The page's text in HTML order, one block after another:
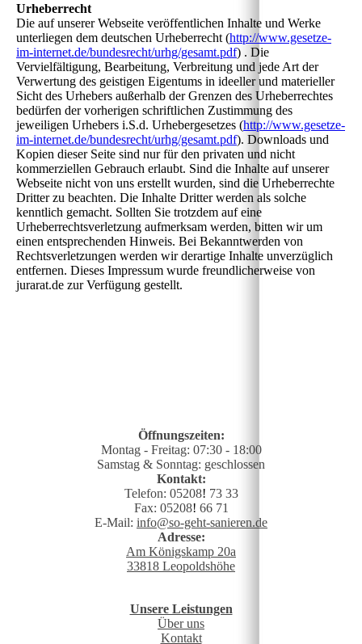
Urheberrecht
Die auf unserer Webseite veröffentlichen Inhalte und Werke
unterliegen dem deutschen Urheberrecht (http://www.gesetze-
im-internet.de/bundesrecht/urhg/gesamt.pdf) . Die
Vervielfältigung, Bearbeitung, Verbreitung und jede Art der
Verwertung des geistigen Eigentums in ideeller und materieller
Sicht des Urhebers außerhalb der Grenzen des Urheberrechtes
bedürfen der vorherigen schriftlichen Zustimmung des
jeweiligen Urhebers i.S.d. Urhebergesetzes (http://www.gesetze-
im-internet.de/bundesrecht/urhg/gesamt.pdf). Downloads und
Kopien dieser Seite sind nur für den privaten und nicht
kommerziellen Gebrauch erlaubt. Sind die Inhalte auf unserer
Webseite nicht von uns erstellt wurden, sind die Urheberrechte
Dritter zu beachten. Die Inhalte Dritter werden als solche
kenntlich gemacht. Sollten Sie trotzdem auf eine
Urheberrechtsverletzung aufmerksam werden, bitten wir um
einen entsprechenden Hinweis. Bei Bekanntwerden von
Rechtsverletzungen werden wir derartige Inhalte unverzüglich
entfernen. Dieses Impressum wurde freundlicherweise von
jurarat.de zur Verfügung gestellt.
Öffnungszeiten:
Montag - Freitag: 07:30 - 18:00
Samstag & Sonntag: geschlossen
Kontakt:
Telefon: 05208! 73 33
Fax: 05208! 66 71
E-Mail: info@so-geht-sanieren.de
Adresse:
Am Königskamp 20a
33818 Leopoldshöhe
Unsere Leistungen
Über uns
Kontakt